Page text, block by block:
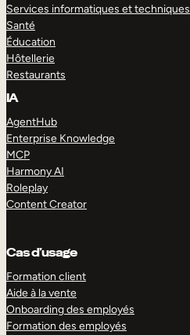
Services informatiques et techniques
Santé
Éducation
Hôtellerie
Restaurants
IA
AgentHub
Enterprise Knowledge
MCP
Harmony AI
Roleplay
Content Creator
Cas d’usage
Formation client
Aide à la vente
Onboarding des employés
Formation des employés